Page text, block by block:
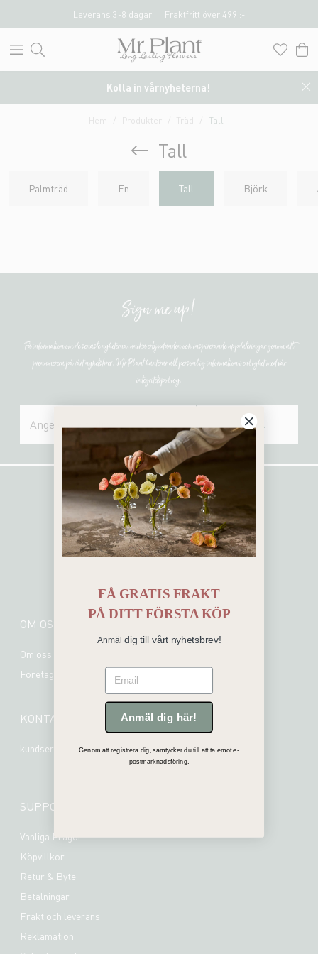
Leverans 3-8 dagar Fraktfritt över 499 :-
Kolla in vårnyheterna!
Hem Produkter Träd Tall
Tall
Palmträd En Tall Björk
Sign me up!
Få information om de senaste nyheterna, unika erbjudanden och inspirerande uppdateringar genom att
prenumerera på vårt nyhetsbrev. Mr Plant hanterar all personlig information i enlighet med vår
integritetspolicy.
SKICKA
OM OSS
Om oss
Företagsinformation
KONTAKT
kundservice@mrplant.se
SUPPORT
Vanliga Frågor
Köpvillkor
Retur & Byte
Betalningar
Frakt och leverans
Reklamation
FÅ GRATIS FRAKT
PÅDITT FÖRSTA KÖP
Anmäl dig till vårt nyhetsbrev!
Email
Anmäl dig här!
Genom att registrera dig, samtycker du till att ta emot e-
postmarknadsföring.